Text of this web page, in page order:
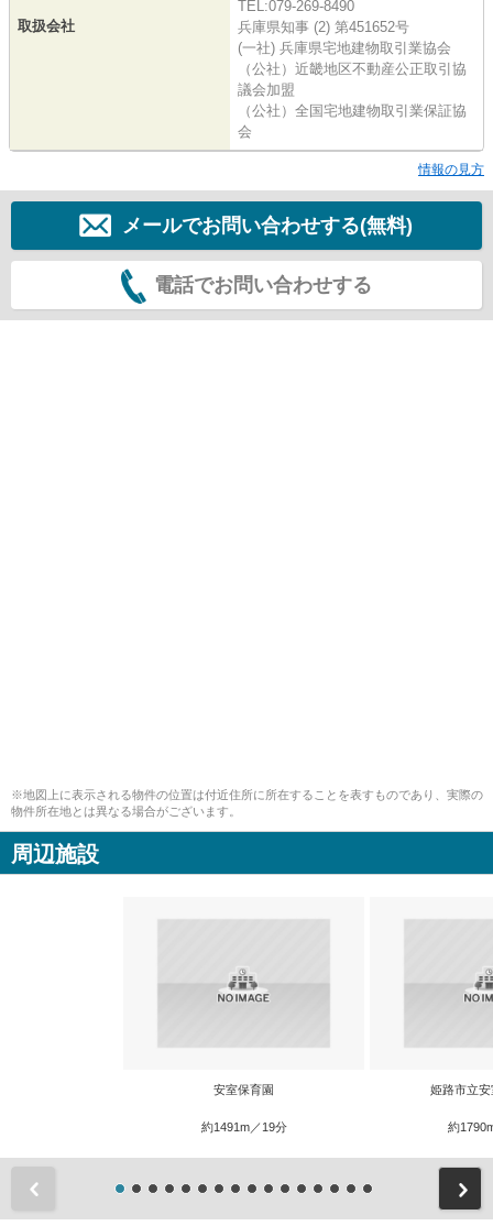
取扱会社
TEL:079-269-8490
兵庫県知事 (2) 第451652号
(一社) 兵庫県宅地建物取引業協会
（公社）近畿地区不動産公正取引協
議会加盟
（公社）全国宅地建物取引業保証協
会
情報の見方
メールでお問い合わせする(無料)
電話でお問い合わせする
※地図上に表示される物件の位置は付近住所に所在することを表すものであり、実際の
物件所在地とは異なる場合がございます。
周辺施設
安室保育園
約1491m／19分
姫路市立
約